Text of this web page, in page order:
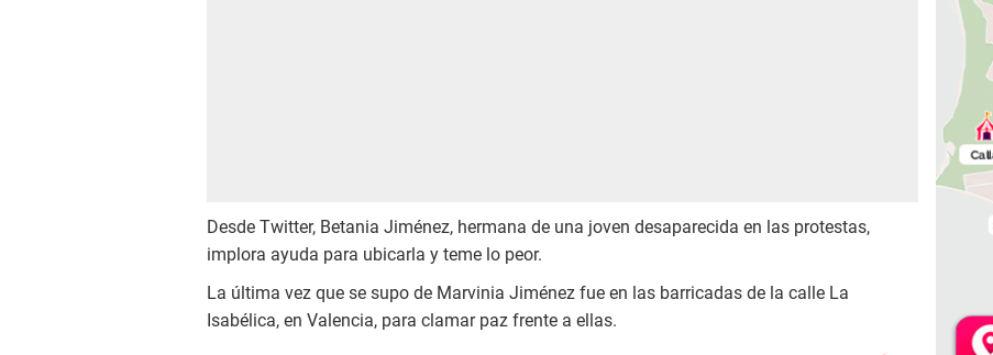
Desde Twitter, Betania Jiménez, hermana de una joven desaparecida en las protestas,
implora ayuda para ubicarla y teme lo peor.
La última vez que se supo de Marvinia Jiménez fue en las barricadas de la calle La
Isabélica, en Valencia, para clamar paz frente a ellas.